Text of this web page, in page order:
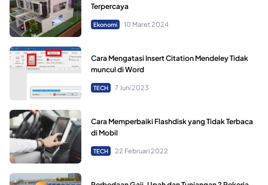
Terpercaya
Ekonomi 10 Maret 2024
Cara Mengatasi Insert Citation Mendeley Tidak
muncul di Word
TECH 7 Juni 2023
Cara Memperbaiki Flashdisk yang Tidak Terbaca
di Mobil
TECH 22 Februari 2022